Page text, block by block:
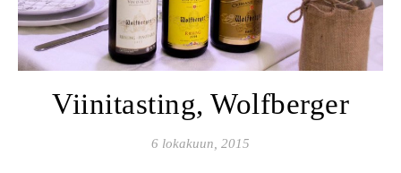
Viinitasting, Wolfberger
6 lokakuun, 2015